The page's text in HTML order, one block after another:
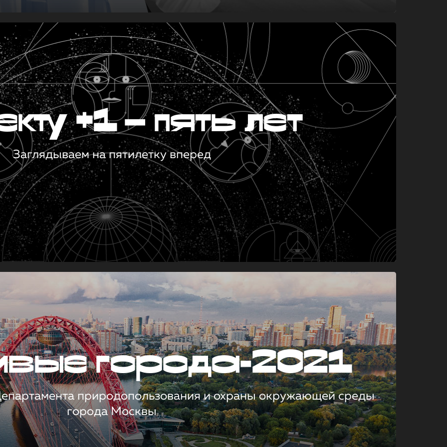
+1 — пять лет
Заглядываем на пятилетку вперед
города-2021
природопользования и охраны окружающей среды
города Москвы